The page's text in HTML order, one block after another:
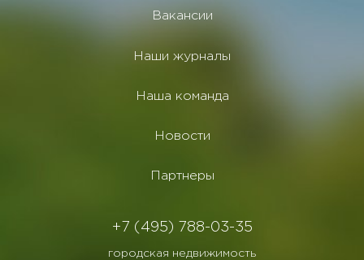
Вакансии
Наши журналы
Наша команда
Новости
Партнеры
+7 (495) 788-03-35
городская недвижимость